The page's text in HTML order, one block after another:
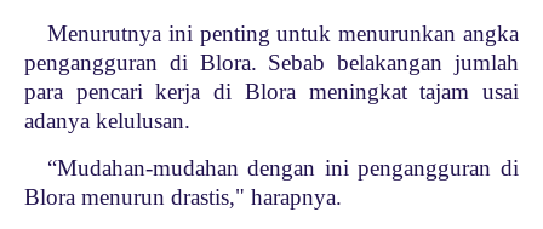
Menurutnya ini penting untuk menurunkan angka
pengangguran di Blora. Sebab belakangan jumlah
para pencari kerja di Blora meningkat tajam usai
adanya kelulusan.
“Mudahan-mudahan dengan ini pengangguran di
Blora menurun drastis," harapnya.